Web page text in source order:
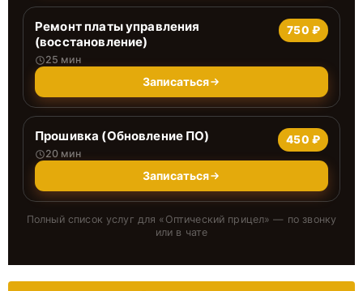
Ремонт платы управления
(восстановление)
25 мин
750 ₽
Записаться
Прошивка (Обновление ПО)
20 мин
450 ₽
Записаться
Полный список услуг для « Оптический прицел» — по звонку
или в чате